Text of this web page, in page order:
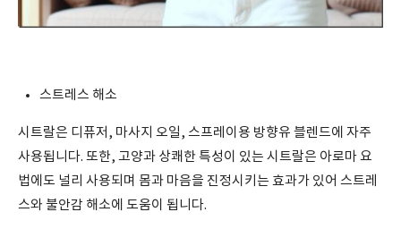
스트레스 해소
시트랄은 디퓨저, 마사지 오일, 스프레이용 방향유 블렌드에 자주
사용됩니다. 또한, 고양과 상쾌한 특성이 있는 시트랄은 아로마 요
법에도 널리 사용되며 몸과 마음을 진정시키는 효과가 있어 스트레
스와 불안감 해소에 도움이 됩니다.